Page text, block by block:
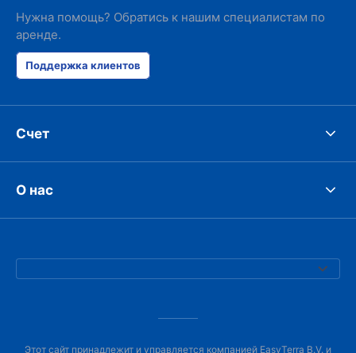
Нужна помощь? Обратись к нашим специалистам по
аренде.
Поддержка клиентов
Счет
О нас
Этот сайт принадлежит и управляется компанией EasyTerra B.V. и